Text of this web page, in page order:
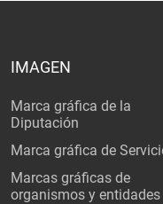
IMAGEN
Marca gráfica de la
Diputación
Marca gráfica de
Marcas gráficas de
organismos y entidades